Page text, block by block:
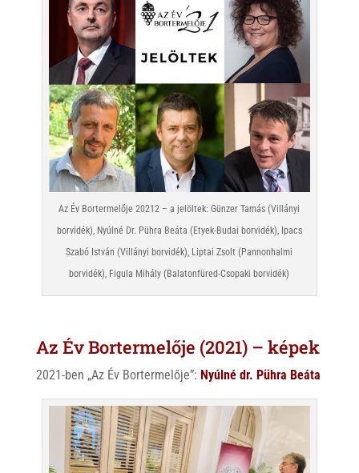
Az Év Bortermelője 20212 – a jelöltek: Günzer Tamás (Villányi
borvidék), Nyúlné Dr. Pühra Beáta (Etyek-Budai borvidék), Ipacs
Szabó István (Villányi borvidék), Liptai Zsolt (Pannonhalmi
borvidék), Figula Mihály (Balatonfüred-Csopaki borvidék)
Az Év Bortermelője (2021) – képek
2021-ben „Az Év Bortermelője”: Nyúlné dr. Pühra Beáta